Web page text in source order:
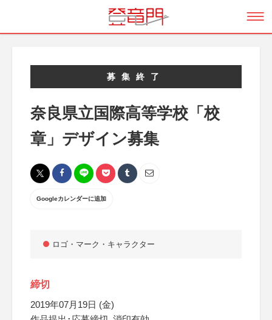
募集終了
奈良県立国際高等学校「校
章」デザイン募集
Googleカレンダーに追加
ロゴ・マーク・キャラクター
締切
2019年07月19日 (金)